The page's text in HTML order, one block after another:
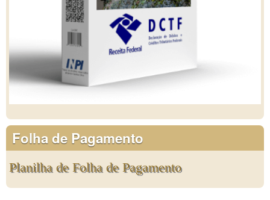
Folha de Pagamento
Planilha de Folha de Pagamento